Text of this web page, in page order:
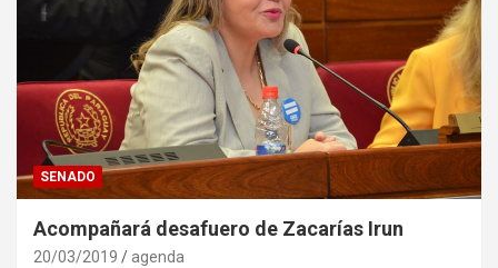
SENADO
Acompañará desafuero de Zacarías Irun
20/03/2019 agenda